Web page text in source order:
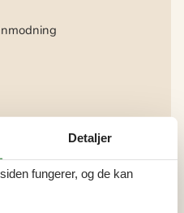
Detaljer
fungerer, og de kan